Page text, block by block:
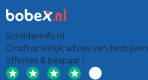
Schilderinfo.nl
Onafhankelijk advies van bedrijven
offertes & bespaar !